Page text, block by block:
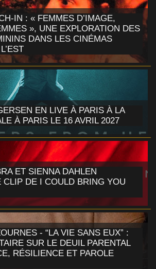
IN : « FEMMES D’IMAGE,
», UNE EXPLORATION DES
DANS LES CINÉMAS
EN LIVE À PARIS À LA
À PARIS LE 16 AVRIL 2027
ET SIENNA DAHLEN
CLIP DE I COULD BRING YOU
- “LA VIE SANS EUX” :
SUR LE DEUIL PARENTAL
RÉSILIENCE ET PAROLE